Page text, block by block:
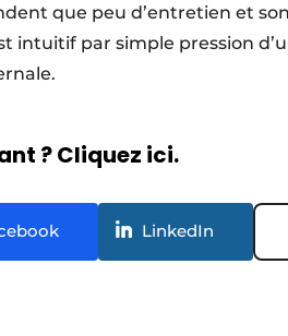
que peu d’entretien et
intuitif par simple pression
? Cliquez ici.
LinkedIn